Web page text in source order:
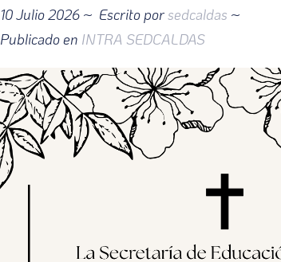
10 Julio 2026 ~ Escrito porsedcaldas ~
Publicado en INTRA SEDCALDAS